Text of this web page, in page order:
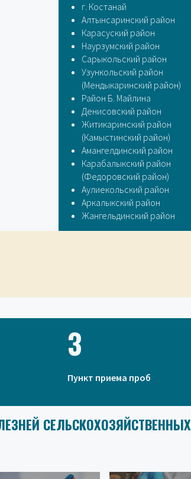
г. Костанай
Алтынсаринский район
Карасуский район
Наурзумский район
Сарыкольский район
Узункольский район
(Мендыкаринский район)
Район Б. Майлина
Денисовский район
Житикаринский район
(Камыстинский район)
Амангелдинский район
Карабалыкский район
(Федоровский район)
Аулиекольский район
Аркалыкский район
Жангельдинский район
3
Пункт приема проб
СЕЛЬСКОХОЗЯЙСТВЕННЫХ